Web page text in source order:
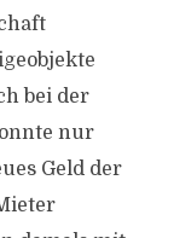
bei der
nur
Geld der